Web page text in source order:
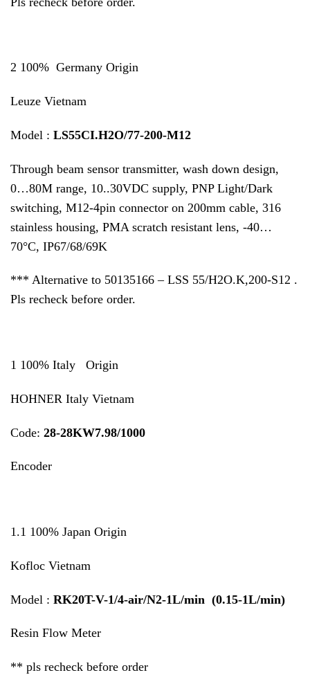
2 100% Germany Origin
Leuze Vietnam
Model : LS55CI.H2O/77-200-M12
Through beam sensor transmitter, wash down design,
0…80M range, 10..30VDC supply, PNP Light/Dark
switching, M12-4pin connector on 200mm cable, 316
stainless housing, PMA scratch resistant lens, -40…
70°C, IP67/68/69K
*** Alternative to 50135166 – LSS 55/H2O.K,200-S12 .
Pls recheck before order.
1 100% Italy Origin
HOHNER Italy Vietnam
Code: 28-28KW7.98/1000
Encoder
1.1 100% Japan Origin
Kofloc Vietnam
Model : RK20T-V-1/4-air/N2-1L/min (0.15-1L/min)
Resin Flow Meter
** pls recheck before order